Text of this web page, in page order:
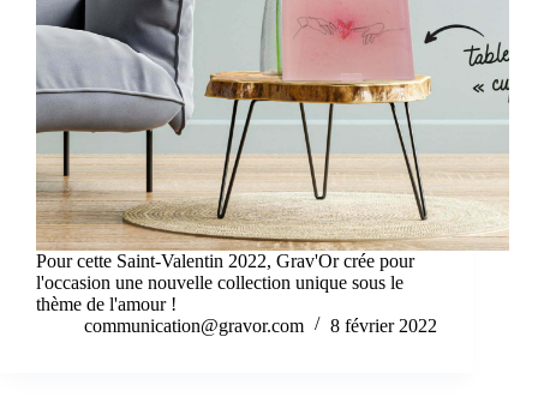
Pour cette Saint-Valentin 2022, Grav'Or crée pour
l'occasion une nouvelle collection unique sous le
thème de l'amour !
communication@gravor.com
8 février 2022